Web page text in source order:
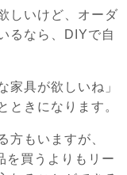
しいけど、オーダ
るなら、DIYで自
家具が欲しいね」
ときになります。
方もいますが、
を買うよりもリー